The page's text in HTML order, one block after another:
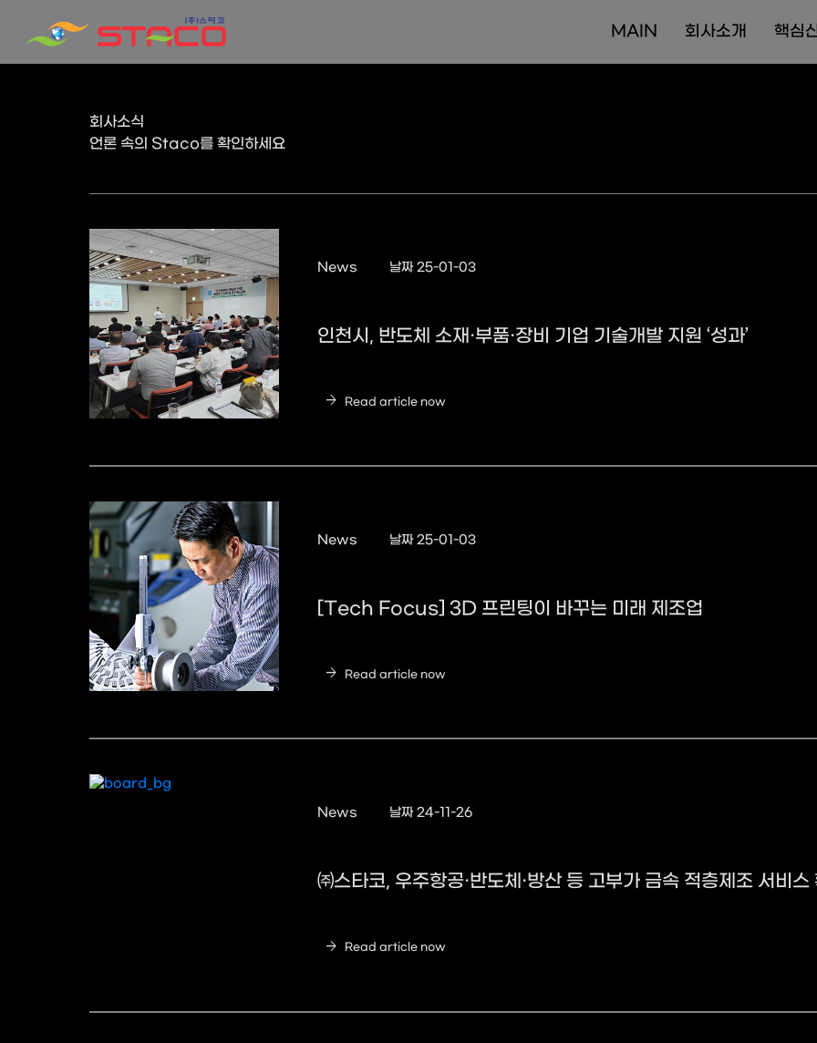
MAIN 회사소개 핵심
회사소식
언론 속의 Staco를 확인하세요
News 날짜 25-01-03
인천시, 반도체 소재·부품·장비 기업 기술개발 지원 ‘성과’
arrow_forward Read article now
News 날짜 25-01-03
[Tech Focus] 3D 프린팅이 바꾸는 미래 제조업
arrow_forward Read article now
News 날짜 24-11-26
㈜스타코, 우주항공·반도체·방산 등 고부가 금속 적층제조 서비스
arrow_forward Read article now